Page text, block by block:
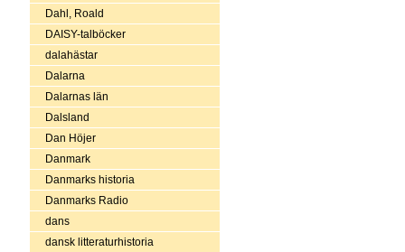
Dahl, Roald
DAISY-talböcker
dalahästar
Dalarna
Dalarnas län
Dalsland
Dan Höjer
Danmark
Danmarks historia
Danmarks Radio
dans
dansk litteraturhistoria